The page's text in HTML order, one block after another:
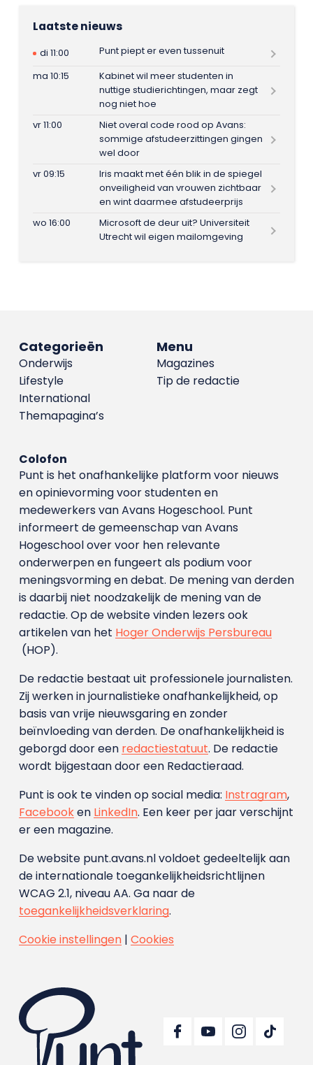
Laatste nieuws
di 11:00
Punt piept er even tussenuit
ma 10:15
Kabinet wil meer studenten in
nuttige studierichtingen, maar zegt
nog niet hoe
vr 11:00
Niet overal code rood op Avans:
sommige afstudeerzittingen gingen
wel door
vr 09:15
Iris maakt met één blik in de spiegel
onveiligheid van vrouwen zichtbaar
en wint daarmee afstudeerprijs
wo 16:00
Microsoft de deur uit? Universiteit
Utrecht wil eigen mailomgeving
Menu
Magazines
Tip de redactie
Categorieën
Onderwijs
Lifestyle
International
Themapagina’s
Colofon
Punt is het onafhankelijke platform voor nieuws
en opinievorming voor studenten en
medewerkers van Avans Hoge­school. Punt
informeert de gemeenschap van Avans
Hogeschool over voor hen relevante
onderwerpen en fungeert als podium voor
meningsvorming en debat. De mening van derden
is daarbij niet noodzakelijk de mening van de
redactie. Op de website vinden lezers ook
artikelen van het Hoger Onderwijs Persbureau
(HOP).
De redactie bestaat uit professionele journalisten.
Zij werken in journalistieke onafhankelijkheid, op
basis van vrije nieuwsgaring en zonder
beïnvloeding van derden. De onafhankelijkheid is
geborgd door een redactiestatuut. De redactie
wordt bijgestaan door een Redactieraad.
Punt is ook te vinden op social media: Instragram,
Facebooken LinkedIn. Een keer per jaar verschijnt
er een magazine.
De website punt.avans.nl voldoet gedeeltelijk aan
de internationale toegankelijkheidsrichtlijnen
WCAG 2.1, niveau AA. Ga naar de
toegankelijkheidsverklaring.
Cookie instellingen| Cookies